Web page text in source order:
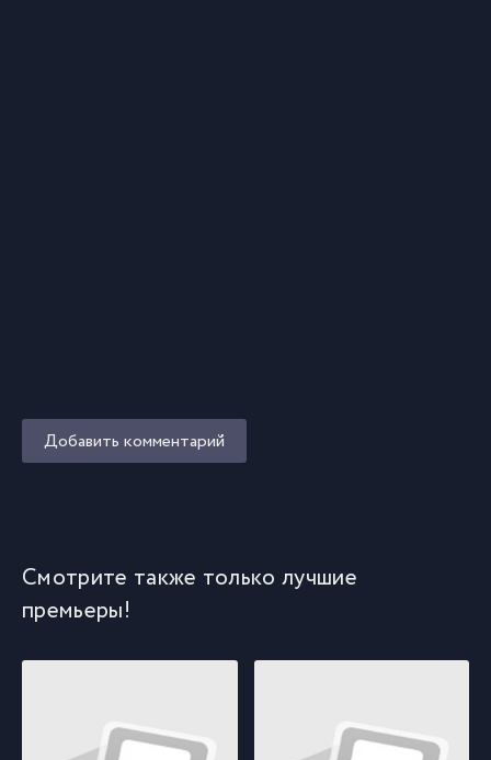
Добавить комментарий
Смотрите также только лучшие
премьеры!